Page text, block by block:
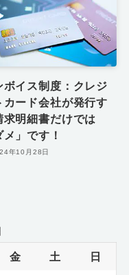
ボイス制度：クレジ
カード会社が発行す
求明細書だけでは
メ」です！
年10月28日
金 土 日